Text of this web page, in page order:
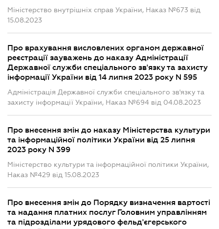
Міністерство внутрішніх справ України, Наказ №673 від
15.08.2023
Про врахування висловлених органом державної
реєстрації зауважень до наказу Адміністрації
Державної служби спеціального зв'язку та захисту
інформації України від 14 липня 2023 року N 595
Адміністрація Державної служби спеціального зв'язку та
захисту інформації України, Наказ №694 від 04.08.2023
Про внесення змін до наказу Міністерства культури
та інформаційної політики України від 25 липня
2023 року N 399
Міністерство культури та інформаційної політики України,
Наказ №429 від 15.08.2023
Про внесення змін до Порядку визначення вартості
та надання платних послуг Головним управлінням
та підрозділами урядового фельд'єгерського